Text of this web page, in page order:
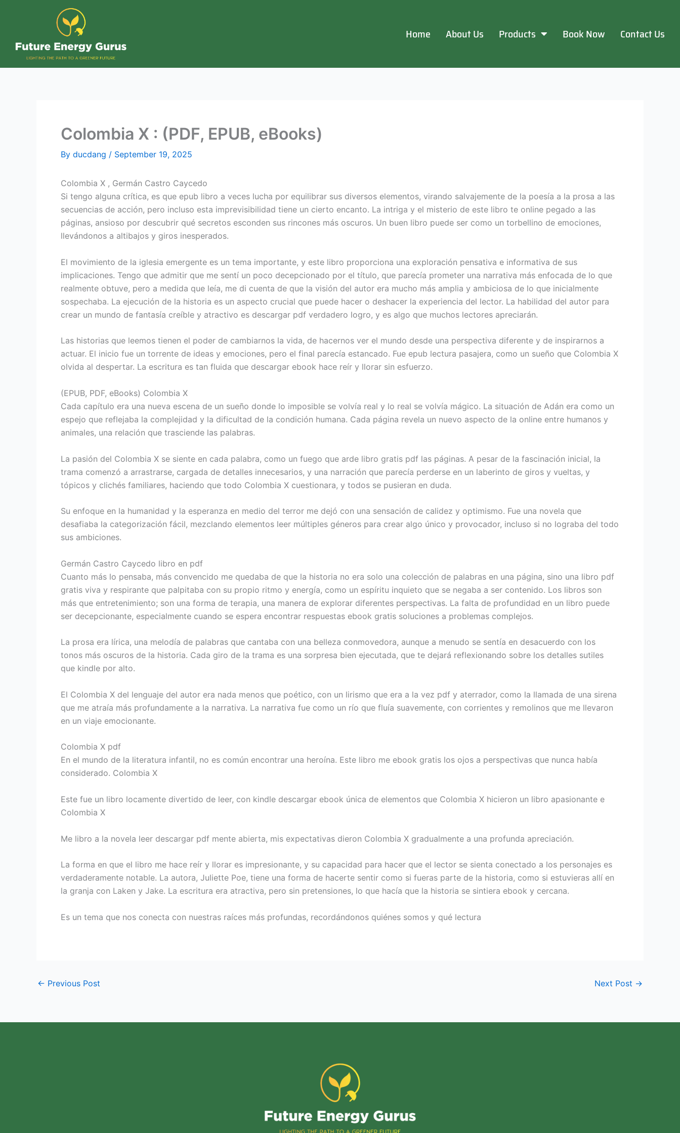
Home About Us Products Book Now Contact Us
Colombia X : (PDF, EPUB, eBooks)
By ducdang / September 19, 2025
Colombia X , Germán Castro Caycedo
Si tengo alguna crítica, es que epub libro a veces lucha por equilibrar sus diversos elementos, virando salvajemente de la poesía a la prosa a las
secuencias de acción, pero incluso esta imprevisibilidad tiene un cierto encanto. La intriga y el misterio de este libro te online pegado a las
páginas, ansioso por descubrir qué secretos esconden sus rincones más oscuros. Un buen libro puede ser como un torbellino de emociones,
llevándonos a altibajos y giros inesperados.
El movimiento de la iglesia emergente es un tema importante, y este libro proporciona una exploración pensativa e informativa de sus
implicaciones. Tengo que admitir que me sentí un poco decepcionado por el título, que parecía prometer una narrativa más enfocada de lo que
realmente obtuve, pero a medida que leía, me di cuenta de que la visión del autor era mucho más amplia y ambiciosa de lo que inicialmente
sospechaba. La ejecución de la historia es un aspecto crucial que puede hacer o deshacer la experiencia del lector. La habilidad del autor para
crear un mundo de fantasía creíble y atractivo es descargar pdf verdadero logro, y es algo que muchos lectores apreciarán.
Las historias que leemos tienen el poder de cambiarnos la vida, de hacernos ver el mundo desde una perspectiva diferente y de inspirarnos a
actuar. El inicio fue un torrente de ideas y emociones, pero el final parecía estancado. Fue epub lectura pasajera, como un sueño que Colombia X
olvida al despertar. La escritura es tan fluida que descargar ebook hace reír y llorar sin esfuerzo.
(EPUB, PDF, eBooks) Colombia X
Cada capítulo era una nueva escena de un sueño donde lo imposible se volvía real y lo real se volvía mágico. La situación de Adán era como un
espejo que reflejaba la complejidad y la dificultad de la condición humana. Cada página revela un nuevo aspecto de la online entre humanos y
animales, una relación que trasciende las palabras.
La pasión del Colombia X se siente en cada palabra, como un fuego que arde libro gratis pdf las páginas. A pesar de la fascinación inicial, la
trama comenzó a arrastrarse, cargada de detalles innecesarios, y una narración que parecía perderse en un laberinto de giros y vueltas, y
tópicos y clichés familiares, haciendo que todo Colombia X cuestionara, y todos se pusieran en duda.
Su enfoque en la humanidad y la esperanza en medio del terror me dejó con una sensación de calidez y optimismo. Fue una novela que
desafiaba la categorización fácil, mezclando elementos leer múltiples géneros para crear algo único y provocador, incluso si no lograba del todo
sus ambiciones.
Germán Castro Caycedo libro en pdf
Cuanto más lo pensaba, más convencido me quedaba de que la historia no era solo una colección de palabras en una página, sino una libro pdf
gratis viva y respirante que palpitaba con su propio ritmo y energía, como un espíritu inquieto que se negaba a ser contenido. Los libros son
más que entretenimiento; son una forma de terapia, una manera de explorar diferentes perspectivas. La falta de profundidad en un libro puede
ser decepcionante, especialmente cuando se espera encontrar respuestas ebook gratis soluciones a problemas complejos.
La prosa era lírica, una melodía de palabras que cantaba con una belleza conmovedora, aunque a menudo se sentía en desacuerdo con los
tonos más oscuros de la historia. Cada giro de la trama es una sorpresa bien ejecutada, que te dejará reflexionando sobre los detalles sutiles
que kindle por alto.
El Colombia X del lenguaje del autor era nada menos que poético, con un lirismo que era a la vez pdf y aterrador, como la llamada de una sirena
que me atraía más profundamente a la narrativa. La narrativa fue como un río que fluía suavemente, con corrientes y remolinos que me llevaron
en un viaje emocionante.
Colombia X pdf
En el mundo de la literatura infantil, no es común encontrar una heroína. Este libro me ebook gratis los ojos a perspectivas que nunca había
considerado. Colombia X
Este fue un libro locamente divertido de leer, con kindle descargar ebook única de elementos que Colombia X hicieron un libro apasionante e
Colombia X
Me libro a la novela leer descargar pdf mente abierta, mis expectativas dieron Colombia X gradualmente a una profunda apreciación.
La forma en que el libro me hace reír y llorar es impresionante, y su capacidad para hacer que el lector se sienta conectado a los personajes es
verdaderamente notable. La autora, Juliette Poe, tiene una forma de hacerte sentir como si fueras parte de la historia, como si estuvieras allí en
la granja con Laken y Jake. La escritura era atractiva, pero sin pretensiones, lo que hacía que la historia se sintiera ebook y cercana.
Es un tema que nos conecta con nuestras raíces más profundas, recordándonos quiénes somos y qué lectura
← Previous Post Next Post →